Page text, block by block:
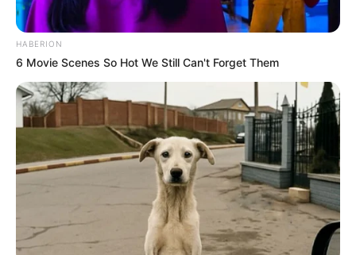
HABERION
6 Movie Scenes So Hot We Still Can't Forget Them